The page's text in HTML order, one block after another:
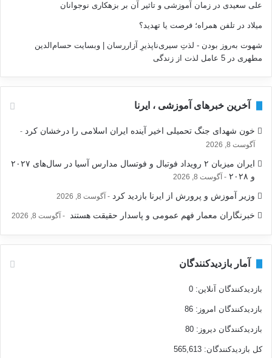
علی سعیدی در زمان آموزشی و تاثیر آن بر بزهکاری نوجوانان
میلاد در تلفن همراه؛ فرصت يا تهديد؟
شهوت به‌روز بودن - لذتِ سیری‌ناپذیرِ آزاررسان | وبسایت حسام‌الدین
مطهری در 5 عامل لذت از زندگی
آخرین خبرهای آموزشی ، ایرنا
خون شهدای جنگ تحمیلی اخیر آینده ایران اسلامی را درخشان کرد
آگوست 8, 2026
ایران میزبان ۲ رویداد فوتبال و فوتسال مدارس آسیا در سال‌های ۲۰۲۷
و ۲۰۲۸
آگوست 8, 2026
وزیر آموزش و پرورش از ایرنا بازدید کرد آگوست 8, 2026
خبرنگاران معمار فهم عمومی و پاسدار حقیقت هستند آگوست 8, 2026
آمار بازدیدکنندگان
بازدیدکنندگان آنلاین: 0
بازدیدکنندگان امروز: 86
بازدیدکنندگان دیروز: 80
کل بازدیدکنند‌گان: 565,613